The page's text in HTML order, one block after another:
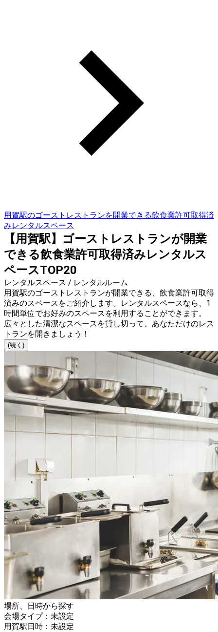
用賀駅のゴーストレストランを開業できる飲食業許可取得済
みレンタルスペース
【用賀駅】ゴーストレストランが開業
できる飲食業許可取得済みレンタルス
ペースTOP20
レンタルスペース / レンタルルーム
用賀駅のゴーストレストランが開業できる、飲食業許可取得
済みのスペースをご紹介します。レンタルスペースなら、1
時間単位でお好みのスペースを利用することができます。
広々とした清潔なスペースを貸し切って、あなただけのレス
トランを開きましょう！
(続く)
場所、日時から探す
会場タイプ：未設定
用賀駅日時：未設定